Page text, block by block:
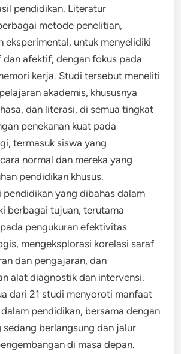
pendidikan. Literatur
metode penelitian,
eksperimental, untuk menyelidiki
afektif, dengan fokus pada
kerja. Studi tersebut meneliti
akademis, khususnya
dan literasi, di semua tingkat
penekanan kuat pada
termasuk siswa yang
normal dan mereka yang
pendidikan khusus.
yang dibahas dalam
berbagai tujuan, terutama
pengukuran efektivitas
mengeksplorasi korelasi saraf
dan pengajaran, dan
alat diagnostik dan intervensi.
dari 21 studi menyoroti manfaat
pendidikan, bersama dengan
berlangsung dan jalur
di masa depan.